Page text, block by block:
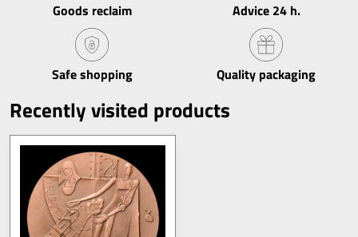
Goods reclaim Advice 24 h​.
Safe shopping Quality packaging
Recently visited products